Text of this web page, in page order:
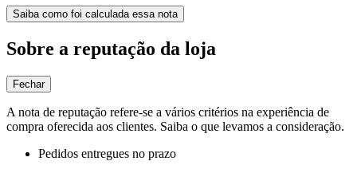
Saiba como foi calculada essa nota
Sobre a reputação da loja
Fechar
A nota de reputação refere-se a vários critérios na experiência de
compra oferecida aos clientes. Saiba o que levamos a consideração.
Pedidos entregues no prazo